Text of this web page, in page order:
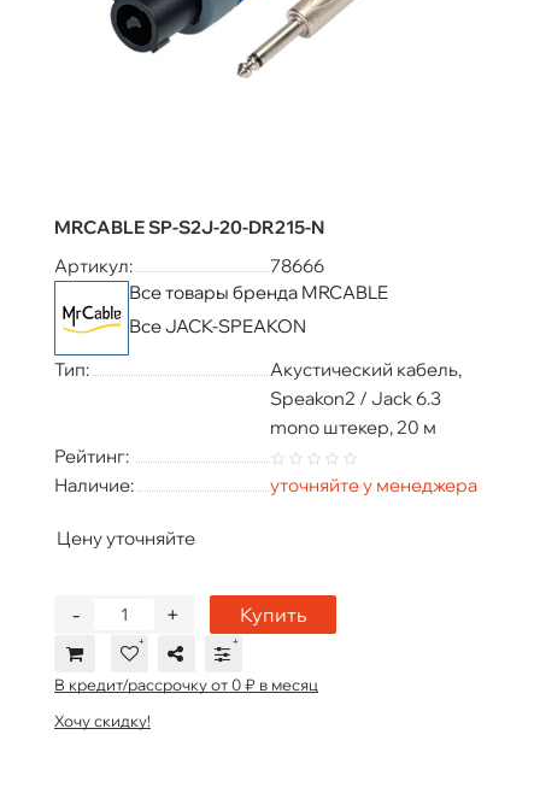
MRCABLE SP-S2J-20-DR215-N
Артикул:
78666
Все товары бренда MRCABLE
Все JACK-SPEAKON
Тип:
Акустический кабель,
Speakon2 / Jack 6.3
mono штекер, 20 м
Рейтинг:
Наличие:
уточняйте у менеджера
Цену уточняйте
+
- Купить
В кредит/рассрочку от 0 ₽ в месяц
Хочу скидку!